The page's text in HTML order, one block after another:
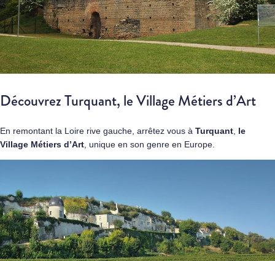
Découvrez Turquant, le Village Métiers d’Art
En remontant la Loire rive gauche, arrêtez vous à Turquant le
Village Métiers d’Art , unique en son genre en Europe.